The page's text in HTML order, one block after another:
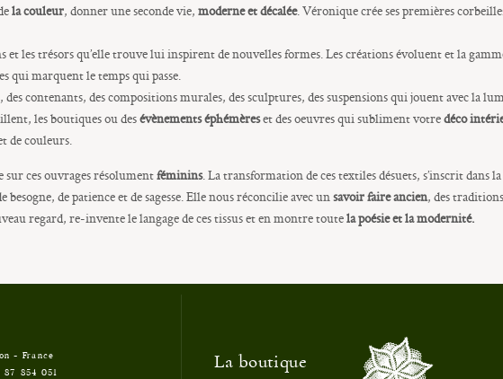
la couleur, donner une seconde vie,moderne et décalée. Véronique crée ses premières
et les trésors qu’elle trouve lui inspirent de nouvelles formes. Les créations évoluent et la
qui marquent le temps qui passe.
contenants, des compositions murales, des sculptures, des suspensions qui jouent avec la
les boutiques ou desévènements éphémèreset des oeuvres qui subliment votredéco
de couleurs.
sur ces ouvrages résolumentféminins. La transformation de ces textiles désuets, s’inscrit dans
besogne, de patience et de sagesse. Elle nous réconcilie avec unsavoir faire ancien, des
regard, re-invente le langage de ces tissus et en montre toutela poésie et la modernité.
- France
87 854 051
La boutique